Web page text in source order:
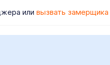
или вызвать замерщика